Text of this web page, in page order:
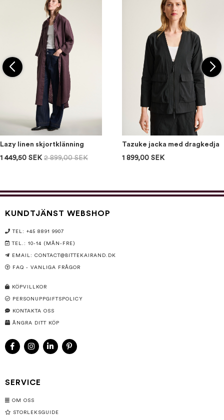
Lazy linen skjortklänning
1 449,50 SEK 2 899,00 SEK
Tazuke jacka med dragkedja
1 899,00 SEK
KUNDTJÄNST WEBSHOP
TEL: +45 8891 9907
TEL.: 10-14 (MÅN-FRE)
EMAIL: CONTACT@BITTEKAIRAND.DK
FAQ - VANLIGA FRÅGOR
KÖPVILLKOR
PERSONUPPGIFTSPOLICY
KONTAKTA OSS
ÅNGRA DITT KÖP
SERVICE
OM OSS
STORLEKSGUIDE